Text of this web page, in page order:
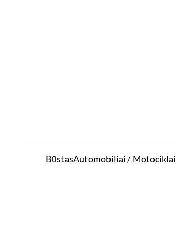
BūstasAutomobiliai / Motociklai